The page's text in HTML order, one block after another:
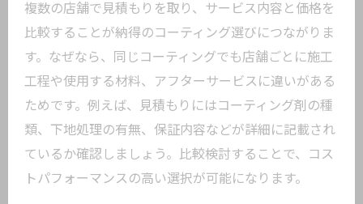
複数の店舗で見積もりを取り、サービス内容と価格を
比較することが納得のコーティング選びにつながりま
す。なぜなら、同じコーティングでも店舗ごとに施工
工程や使用する材料、アフターサービスに違いがある
ためです。例えば、見積もりにはコーティング剤の種
類、下地処理の有無、保証内容などが詳細に記載され
ているか確認しましょう。比較検討することで、コス
トパフォーマンスの高い選択が可能になります。